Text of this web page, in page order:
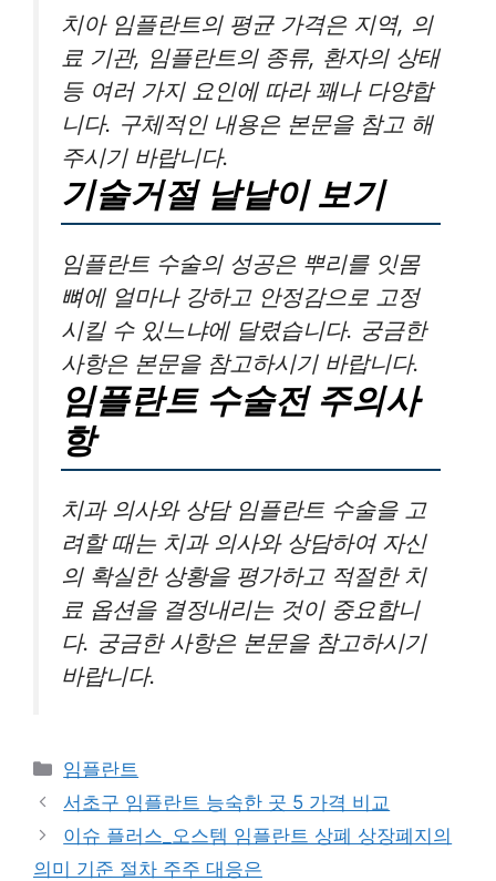
치아 임플란트의 평균 가격은 지역, 의
료 기관, 임플란트의 종류, 환자의 상태
등 여러 가지 요인에 따라 꽤나 다양합
니다. 구체적인 내용은 본문을 참고 해
주시기 바랍니다.
기술거절 낱낱이 보기
임플란트 수술의 성공은 뿌리를 잇몸
뼈에 얼마나 강하고 안정감으로 고정
시킬 수 있느냐에 달렸습니다. 궁금한
사항은 본문을 참고하시기 바랍니다.
임플란트 수술전 주의사
항
치과 의사와 상담 임플란트 수술을 고
려할 때는 치과 의사와 상담하여 자신
의 확실한 상황을 평가하고 적절한 치
료 옵션을 결정내리는 것이 중요합니
다. 궁금한 사항은 본문을 참고하시기
바랍니다.
카
테
리
임플란트
서초구 임플란트 능숙한 곳 5 가격 비교
이슈 플러스_오스템 임플란트 상폐 상장폐지의
의미 기준 절차 주주 대응은